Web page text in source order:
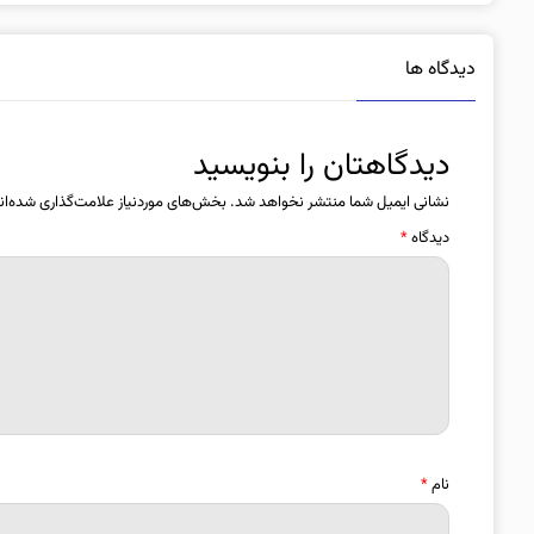
دیدگاه ها
دیدگاهتان را بنویسید
نشانی ایمیل شما منتشر نخواهد شد. بخش‌های موردنیاز علامت‌گذاری
دیدگاه*
نام*